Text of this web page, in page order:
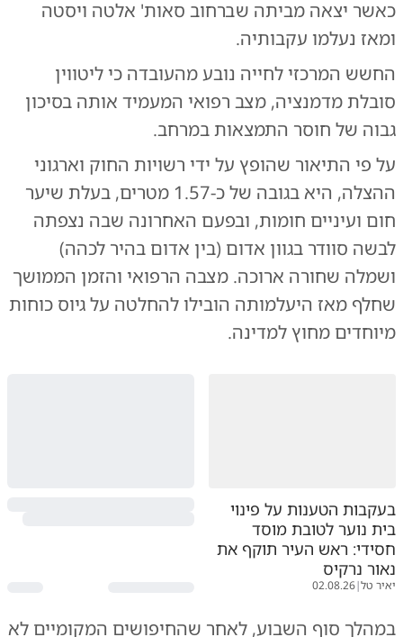
כאשר יצאה מביתה שברחוב סאות' אלטה ויסטה
ומאז נעלמו עקבותיה.
החשש המרכזי לחייה נובע מהעובדה כי ליטווין
סובלת מדמנציה, מצב רפואי המעמיד אותה בסיכון
גבוה של חוסר התמצאות במרחב.
על פי התיאור שהופץ על ידי רשויות החוק וארגוני
ההצלה, היא בגובה של כ-1.57 מטרים, בעלת שיער
חום ועיניים חומות, ובפעם האחרונה שבה נצפתה
לבשה סוודר בגוון אדום (בין אדום בהיר לכהה)
ושמלה שחורה ארוכה. מצבה הרפואי והזמן הממושך
שחלף מאז היעלמותה הובילו להחלטה על גיוס כוחות
מיוחדים מחוץ למדינה.
בעקבות הטענות על פינוי
בית נוער לטובת מוסד
חסידי: ראש העיר תוקף את
נאור נרקיס
יאיר טל|
02.08.26
במהלך סוף השבוע, לאחר שהחיפושים המקומיים לא